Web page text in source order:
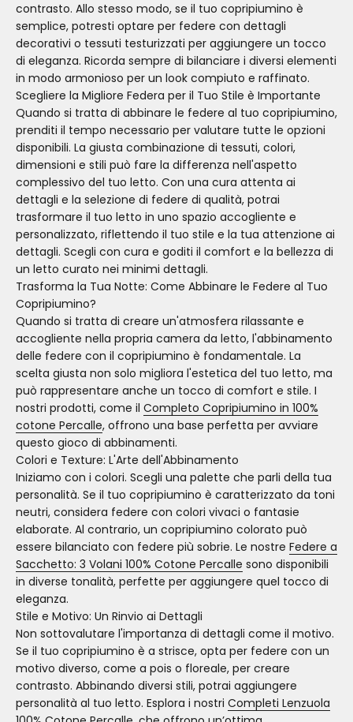
contrasto. Allo stesso modo, se il tuo copripiumino è
semplice, potresti optare per federe con dettagli
decorativi o tessuti testurizzati per aggiungere un tocco
di eleganza. Ricorda sempre di bilanciare i diversi elementi
in modo armonioso per un look compiuto e raffinato.
Scegliere la Migliore Federa per il Tuo Stile è Importante
Quando si tratta di abbinare le federe al tuo copripiumino,
prenditi il tempo necessario per valutare tutte le opzioni
disponibili. La giusta combinazione di tessuti, colori,
dimensioni e stili può fare la differenza nell'aspetto
complessivo del tuo letto. Con una cura attenta ai
dettagli e la selezione di federe di qualità, potrai
trasformare il tuo letto in uno spazio accogliente e
personalizzato, riflettendo il tuo stile e la tua attenzione ai
dettagli. Scegli con cura e goditi il comfort e la bellezza di
un letto curato nei minimi dettagli.
Trasforma la Tua Notte: Come Abbinare le Federe al Tuo
Copripiumino?
Quando si tratta di creare un'atmosfera rilassante e
accogliente nella propria camera da letto, l'abbinamento
delle federe con il copripiumino è fondamentale. La
scelta giusta non solo migliora l'estetica del tuo letto, ma
può rappresentare anche un tocco di comfort e stile. I
nostri prodotti, come il Completo Copripiumino in 100%
cotone Percalle, offrono una base perfetta per avviare
questo gioco di abbinamenti.
Colori e Texture: L'Arte dell'Abbinamento
Iniziamo con i colori. Scegli una palette che parli della tua
personalità. Se il tuo copripiumino è caratterizzato da toni
neutri, considera federe con colori vivaci o fantasie
elaborate. Al contrario, un copripiumino colorato può
essere bilanciato con federe più sobrie. Le nostre Federe a
Sacchetto: 3 Volani 100% Cotone Percalle sono disponibili
in diverse tonalità, perfette per aggiungere quel tocco di
eleganza.
Stile e Motivo: Un Rinvio ai Dettagli
Non sottovalutare l'importanza di dettagli come il motivo.
Se il tuo copripiumino è a strisce, opta per federe con un
motivo diverso, come a pois o floreale, per creare
contrasto. Abbinando diversi stili, potrai aggiungere
personalità al tuo letto. Esplora i nostri Completi Lenzuola